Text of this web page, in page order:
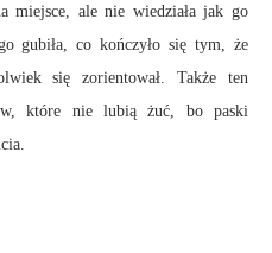
miejsce, ale nie wiedziała jak go
gubiła, co kończyło się tym, że
się zorientował. Także ten
które nie lubią żuć, bo paski